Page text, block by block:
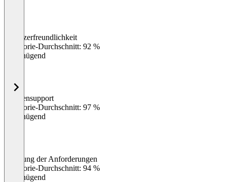
Benutzerfreundlichkeit
Kategorie-Durchschnitt: 92 %
Ungenügend
Kundensupport
Kategorie-Durchschnitt: 97 %
Ungenügend
Erfüllung der Anforderungen
Kategorie-Durchschnitt: 94 %
Ungenügend